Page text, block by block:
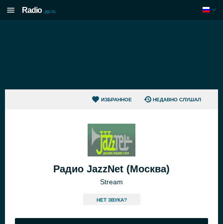
Radio .pp.ru
ИЗБРАННОЕ НЕДАВНО СЛУШАЛ
Радио JazzNet (Москва)
Stream
HЕТ ЗВУКА?